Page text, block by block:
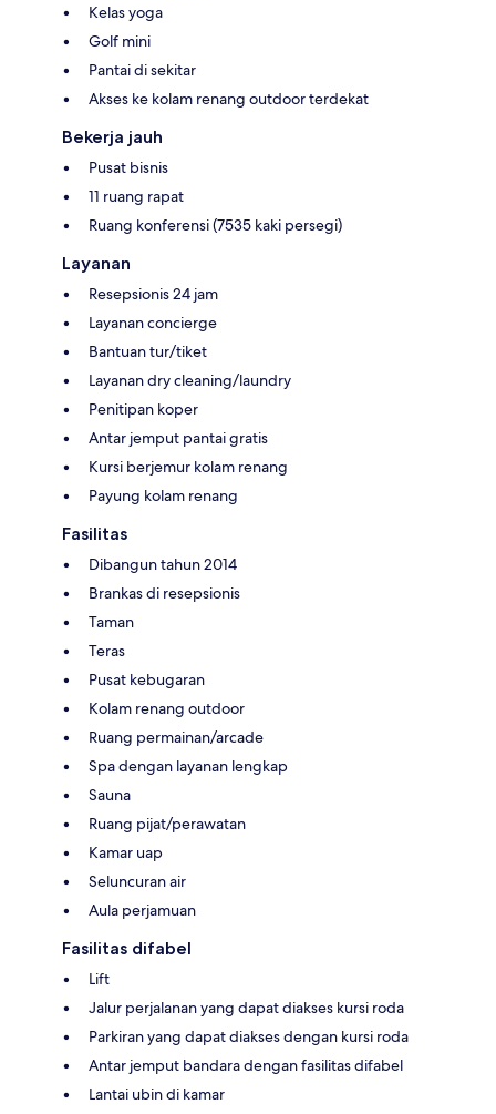
Kelas yoga
Golf mini
Pantai di sekitar
Akses ke kolam renang outdoor terdekat
Bekerja jauh
Pusat bisnis
11 ruang rapat
Ruang konferensi (7535 kaki persegi)
Layanan
Resepsionis 24 jam
Layanan concierge
Bantuan tur/tiket
Layanan dry cleaning/laundry
Penitipan koper
Antar jemput pantai gratis
Kursi berjemur kolam renang
Payung kolam renang
Fasilitas
Dibangun tahun 2014
Brankas di resepsionis
Taman
Teras
Pusat kebugaran
Kolam renang outdoor
Ruang permainan/arcade
Spa dengan layanan lengkap
Sauna
Ruang pijat/perawatan
Kamar uap
Seluncuran air
Aula perjamuan
Fasilitas difabel
Lift
Jalur perjalanan yang dapat diakses kursi roda
Parkiran yang dapat diakses dengan kursi roda
Antar jemput bandara dengan fasilitas difabel
Lantai ubin di kamar